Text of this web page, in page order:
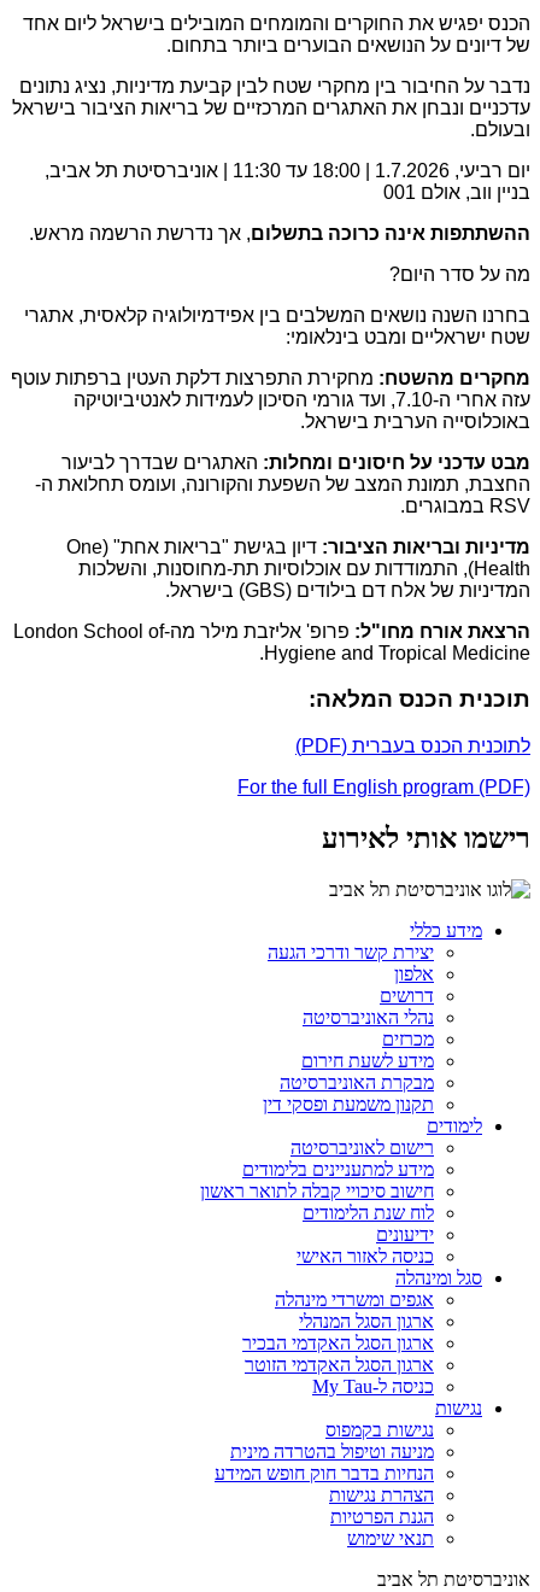
הכנס יפגיש את החוקרים והמומחים המובילים בישראל ליום אחד
של דיונים על הנושאים הבוערים ביותר בתחום.
נדבר על החיבור בין מחקרי שטח לבין קביעת מדיניות, נציג נתונים
עדכניים ונבחן את האתגרים המרכזיים של בריאות הציבור בישראל
ובעולם.
יום רביעי, 1.7.2026 | 18:00 עד 11:30 | אוניברסיטת תל אביב,
בניין ווב, אולם 001
ההשתתפות אינה כרוכה בתשלום, אך נדרשת הרשמה מראש.
מה על סדר היום?
בחרנו השנה נושאים המשלבים בין אפידמיולוגיה קלאסית, אתגרי
שטח ישראליים ומבט בינלאומי:
מחקרים מהשטח: מחקירת התפרצות דלקת העטין ברפתות עוטף
עזה אחרי ה-7.10, ועד גורמי הסיכון לעמידות לאנטיביוטיקה
באוכלוסייה הערבית בישראל.
מבט עדכני על חיסונים ומחלות: האתגרים שבדרך לביעור
החצבת, תמונת המצב של השפעת והקורונה, ועומס תחלואת ה-
RSV במבוגרים.
מדיניות ובריאות הציבור:
דיון בגישת "בריאות אחת" (One
Health), התמודדות עם אוכלוסיות תת-מחוסנות, והשלכות
המדיניות של אלח דם בילודים (GBS) בישראל.
הרצאת אורח מחו"ל:
פרופ' אליזבת מילר מה-London School of
Hygiene and Tropical Medicine.
תוכנית הכנס המלאה:
לתוכנית הכנס בעברית (PDF)
For the full English program (PDF)
רישמו אותי לאירוע
מידע כללי
יצירת קשר ודרכי הגעה
אלפון
דרושים
נהלי האוניברסיטה
מכרזים
מידע לשעת חירום
מבקרת האוניברסיטה
תקנון משמעת ופסקי דין
לימודים
רישום לאוניברסיטה
מידע למתעניינים בלימודים
חישוב סיכויי קבלה לתואר ראשון
לוח שנת הלימודים
ידיעונים
כניסה לאזור האישי
סגל ומינהלה
אגפים ומשרדי מינהלה
ארגון הסגל המנהלי
ארגון הסגל האקדמי הבכיר
ארגון הסגל האקדמי הזוטר
כניסה ל-My Tau
נגישות
נגישות בקמפוס
מניעה וטיפול בהטרדה מינית
הנחיות בדבר חוק חופש המידע
הצהרת נגישות
הגנת הפרטיות
תנאי שימוש
אוניברסיטת תל אביב